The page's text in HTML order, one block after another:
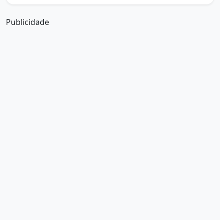
Publicidade